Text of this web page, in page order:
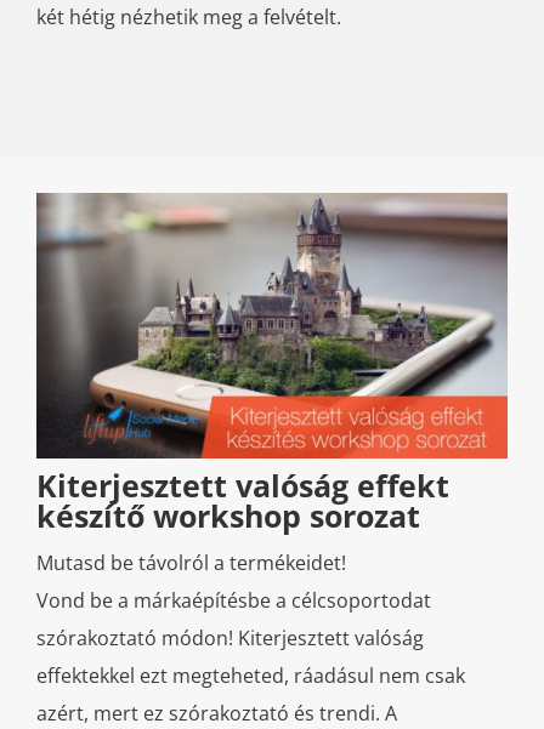
két hétig nézhetik meg a felvételt.
Kiterjesztett valóság effekt
készítő workshop sorozat
Mutasd be távolról a termékeidet!
Vond be a márkaépítésbe a célcsoportodat
szórakoztató módon! Kiterjesztett valóság
effektekkel ezt megteheted, ráadásul nem csak
azért, mert ez szórakoztató és trendi. A